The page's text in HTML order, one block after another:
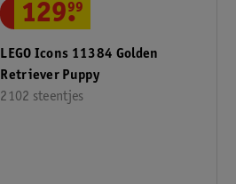
LEGO Icons 11384 Golden
Retriever Puppy
2102 steentjes
129.
99